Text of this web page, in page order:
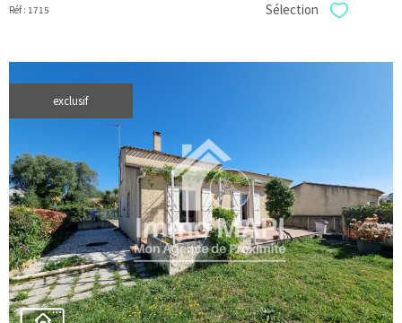
Réf : 1715 Sélection Sélectionner
exclusif
voir le
bien